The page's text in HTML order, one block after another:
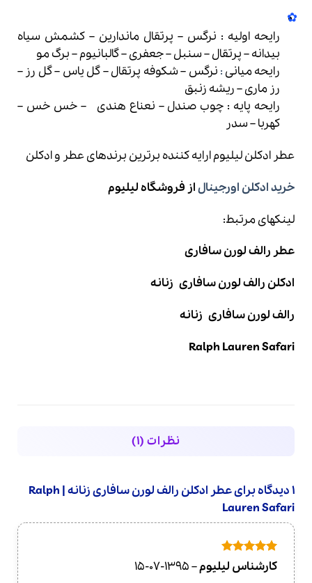
رايحه اوليه : نرگس – پرتقال ماندارين – کشمش سياه
بيدانه – پرتقال – سنبل – جعفری – گالبانيوم – برگ مو
رايحه ميانی : نرگس – شکوفه پرتقال – گل ياس – گل رز –
رز ماری – ريشه زنبق
رايحه پايه : چوب صندل – نعناع هندی – خس خس –
کهربا – سدر
عطر ادکلن لیلیومارایه کننده برترین برندهای عطر و ادکلن
خرید ادکلن اورجینالاز فروشگاه لیلیوم
لینکهای مرتبط:
عطر رالف لورن سافاری
ادکلن رالف لورن سافاری زنانه
رالف لورن سافاری زنانه
Ralph Lauren Safari
نظرات (1)
1 دیدگاه برای
عطر ادکلن رالف لورن سافاری زنانه | Ralph
Lauren Safari
امتیاز
از
5
کارشناس لیلیوم–
1395-07-15